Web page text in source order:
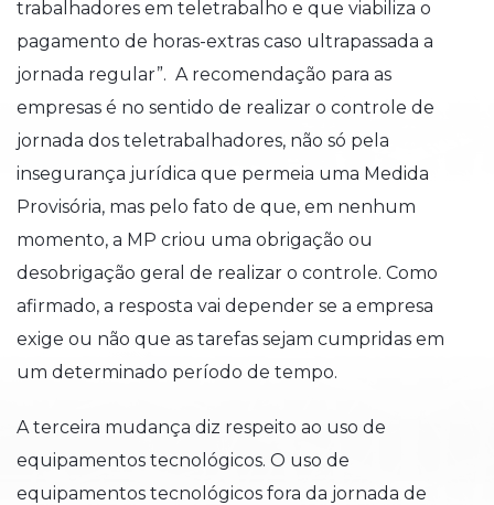
trabalhadores em teletrabalho e que viabiliza o
pagamento de horas-extras caso ultrapassada a
jornada regular”. A recomendação para as
empresas é no sentido de realizar o controle de
jornada dos teletrabalhadores, não só pela
insegurança jurídica que permeia uma Medida
Provisória, mas pelo fato de que, em nenhum
momento, a MP criou uma obrigação ou
desobrigação geral de realizar o controle. Como
afirmado, a resposta vai depender se a empresa
exige ou não que as tarefas sejam cumpridas em
um determinado período de tempo.
A terceira mudança diz respeito ao uso de
equipamentos tecnológicos. O uso de
equipamentos tecnológicos fora da jornada de